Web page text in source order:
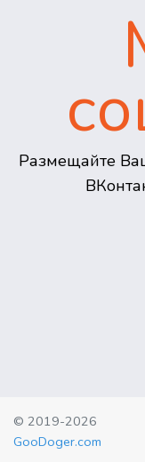
Размещайте
© 2019-2026
GooDoger.com